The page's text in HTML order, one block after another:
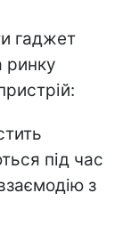
гаджет
ринку
під час
з